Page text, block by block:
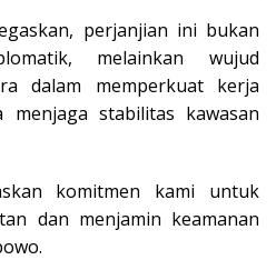
perjanjian ini bukan
melainkan wujud
dalam memperkuat kerja
menjaga stabilitas kawasan
komitmen kami untuk
dan menjamin keamanan